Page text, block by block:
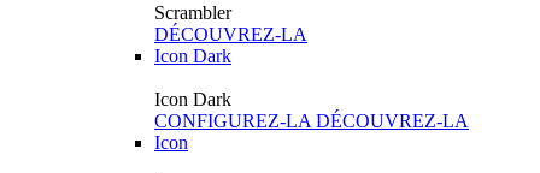
Scrambler
DÉCOUVREZ-LA
Icon Dark
Icon Dark
CONFIGUREZ-LA DÉCOUVREZ-LA
Icon